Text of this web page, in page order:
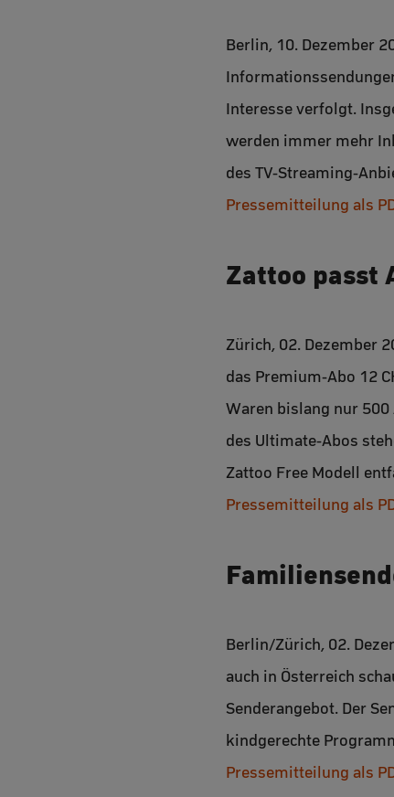
Berlin, 10. Dezember
Interesse verfolgt.
werden immer mehr
des TV-Streaming-
Pressemitteilung als
Zattoo passt
Zürich, 02. Dezember
das Premium-Abo 12
Waren bislang nur
des Ultimate-Abos
Zattoo Free Modell
Pressemitteilung als
Berlin/Zürich, 02.
auch in Österreich
Senderangebot. Der
kindgerechte
Pressemitteilung als